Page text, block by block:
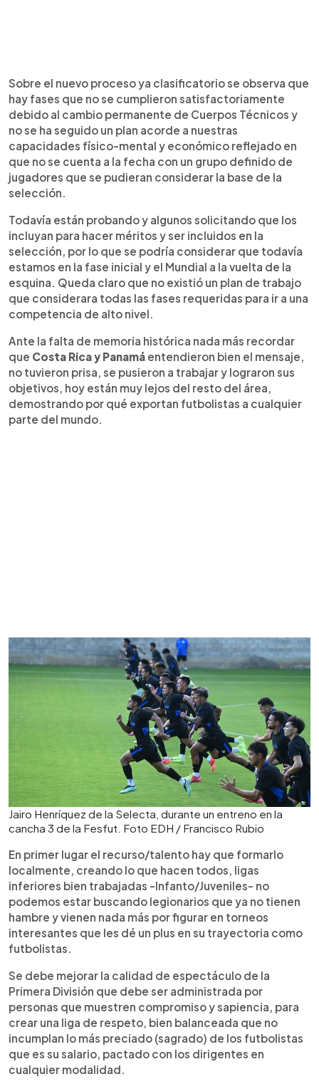
Sobre el nuevo proceso ya clasificatorio se observa que
hay fases que no se cumplieron satisfactoriamente
debido al cambio permanente de Cuerpos Técnicos y
no se ha seguido un plan acorde a nuestras
capacidades físico-mental y económico reflejado en
que no se cuenta a la fecha con un grupo definido de
jugadores que se pudieran considerar la base de la
selección.
Todavía están probando y algunos solicitando que los
incluyan para hacer méritos y ser incluidos en la
selección, por lo que se podría considerar que todavía
estamos en la fase inicial y el Mundial a la vuelta de la
esquina. Queda claro que no existió un plan de trabajo
que considerara todas las fases requeridas para ir a una
competencia de alto nivel.
Ante la falta de memoria histórica nada más recordar
que Costa Rica y Panamá entendieron bien el mensaje,
no tuvieron prisa, se pusieron a trabajar y lograron sus
objetivos, hoy están muy lejos del resto del área,
demostrando por qué exportan futbolistas a cualquier
parte del mundo.
Jairo Henríquez de la Selecta, durante un entreno en la
cancha 3 de la Fesfut. Foto EDH / Francisco Rubio
En primer lugar el recurso/talento hay que formarlo
localmente, creando lo que hacen todos, ligas
inferiores bien trabajadas -Infanto/Juveniles- no
podemos estar buscando legionarios que ya no tienen
hambre y vienen nada más por figurar en torneos
interesantes que les dé un plus en su trayectoria como
futbolistas.
Se debe mejorar la calidad de espectáculo de la
Primera División que debe ser administrada por
personas que muestren compromiso y sapiencia, para
crear una liga de respeto, bien balanceada que no
incumplan lo más preciado (sagrado) de los futbolistas
que es su salario, pactado con los dirigentes en
cualquier modalidad.